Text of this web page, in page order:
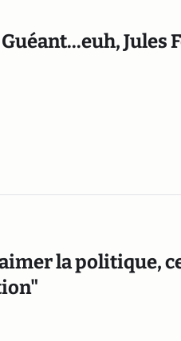
Jules
la politique,